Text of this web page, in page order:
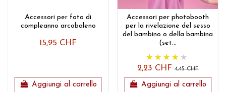
Accessori per foto di
compleanno arcobaleno
15,95 CHF
Aggiungi al carrello
Accessori per photobooth
per la rivelazione del sesso
del bambino o della bambina
(set...
2,23 CHF4,45 CHF
Aggiungi al carrello